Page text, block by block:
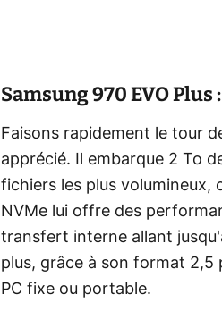
Samsung 970 EVO Plus
Faisons rapidement le tour
apprécié. Il embarque 2 To
fichiers les plus volumineux,
NVMe lui offre des
transfert interne allant
plus, grâce à son format 2,5
PC fixe ou portable.